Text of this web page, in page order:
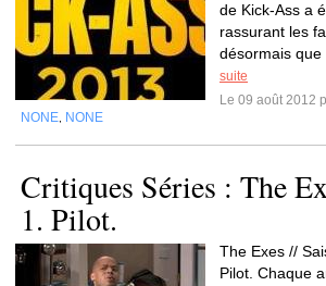
de Kick-Ass a
rassurant les
désormais que
suite
Le 09 août 2012
NONE NONE
Critiques Séries : The
1. Pilot.
The Exes //
Pilot. Chaque